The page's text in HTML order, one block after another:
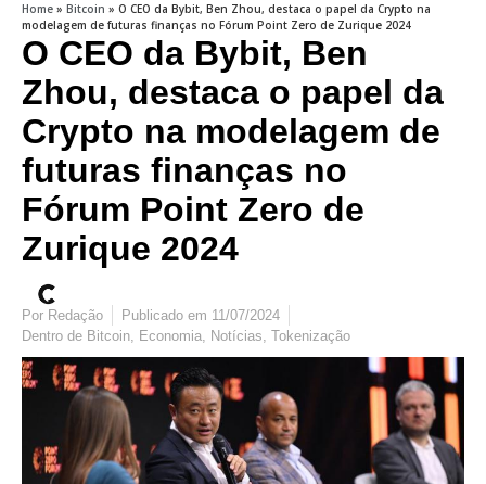
Home » Bitcoin » O CEO da Bybit, Ben Zhou, destaca o papel da Crypto na
modelagem de futuras finanças no Fórum Point Zero de Zurique 2024
O CEO da Bybit, Ben
Zhou, destaca o papel da
Crypto na modelagem de
futuras finanças no
Fórum Point Zero de
Zurique 2024
Por Redação Publicado em 11/07/2024
Dentro de Bitcoin, Economia, Notícias, Tokenização